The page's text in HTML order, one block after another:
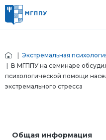
Экстремальная
| В МГППУ на семинаре
психологической помощи
экстремального стресса
Общая информация